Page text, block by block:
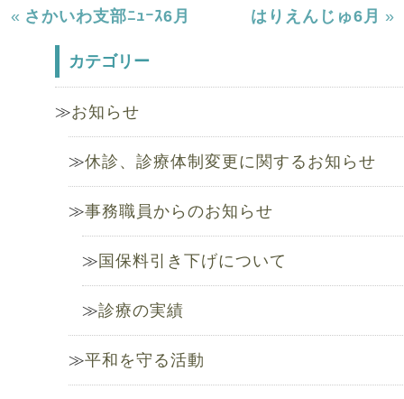
« さかいわ支部ﾆｭｰｽ6月 はりえんじゅ6月 »
カテゴリー
お知らせ
休診、診療体制変更に関するお知らせ
事務職員からのお知らせ
国保料引き下げについて
診療の実績
平和を守る活動